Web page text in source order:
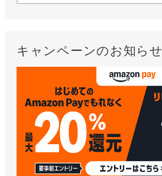
キャンペーンのお知らせ